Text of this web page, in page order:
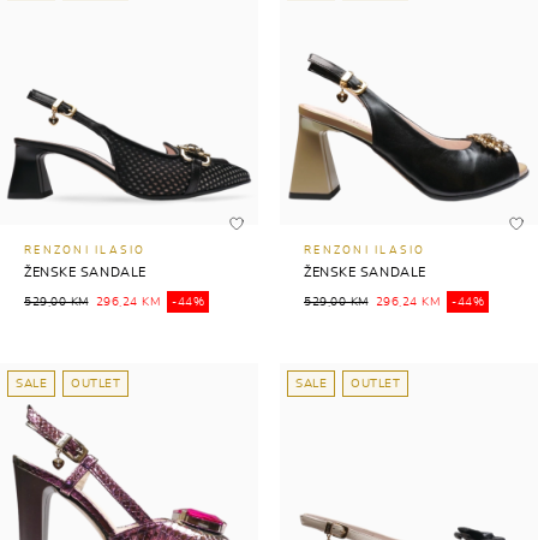
RENZONI ILASIO
ŽENSKE SANDALE
529,00 KM 296,24 KM -44%
RENZONI ILASIO
ŽENSKE SANDALE
529,00 KM 296,24 KM -44%
SALE OUTLET SALE OUTLET